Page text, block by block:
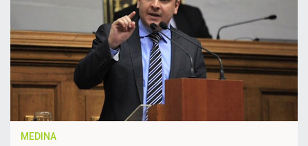
MEDINA